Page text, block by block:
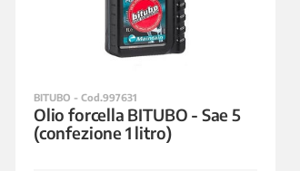
BITUBO - Cod.997631
Olio forcella BITUBO - Sae 5
(confezione 1 litro)